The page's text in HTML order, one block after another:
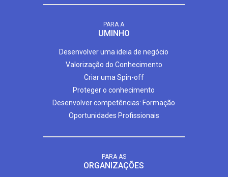
PARA A
UMINHO
Desenvolver uma ideia de negócio
Valorização do Conhecimento
Criar uma Spin-off
Proteger o conhecimento
Desenvolver competências: Formação
Oportunidades Profissionais
PARA AS
ORGANIZAÇÕES